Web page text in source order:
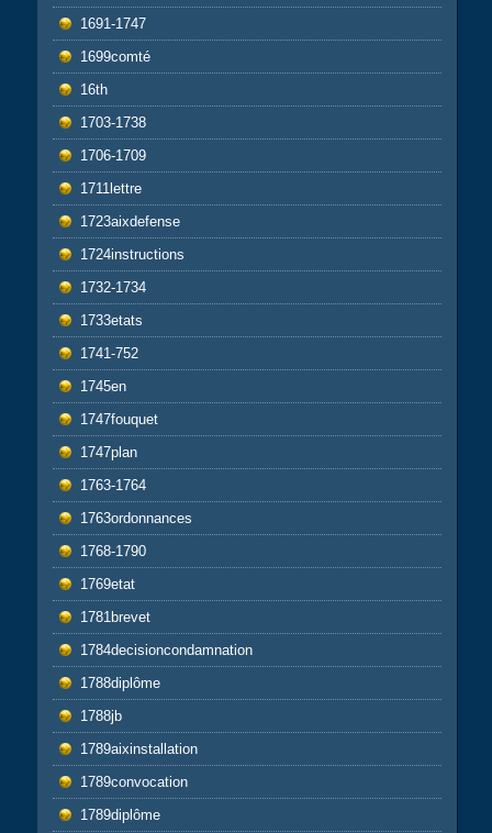
1691-1747
1699comté
16th
1703-1738
1706-1709
1711lettre
1723aixdefense
1724instructions
1732-1734
1733etats
1741-752
1745en
1747fouquet
1747plan
1763-1764
1763ordonnances
1768-1790
1769etat
1781brevet
1784decisioncondamnation
1788diplôme
1788jb
1789aixinstallation
1789convocation
1789diplôme